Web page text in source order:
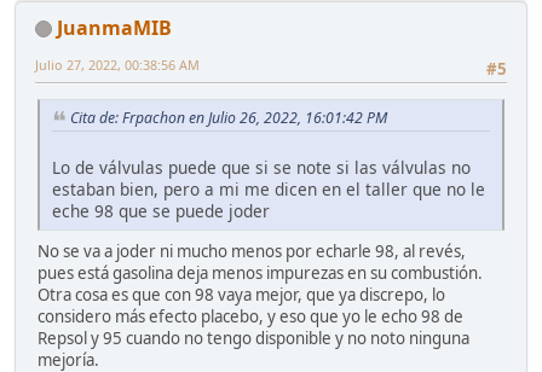
JuanmaMIB
#5
Julio 27, 2022, 00:38:56 AM
Cita de: Frpachon en Julio 26, 2022, 16:01:42 PM
Lo de válvulas puede que si se note si las válvulas no
estaban bien, pero a mi me dicen en el taller que no le
eche 98 que se puede joder
No se va a joder ni mucho menos por echarle 98, al revés,
pues está gasolina deja menos impurezas en su combustión.
Otra cosa es que con 98 vaya mejor, que ya discrepo, lo
considero más efecto placebo, y eso que yo le echo 98 de
Repsol y 95 cuando no tengo disponible y no noto ninguna
mejoría.